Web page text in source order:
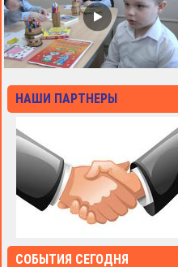
НАШИ ПАРТНЕРЫ
СОБЫТИЯ СЕГОДНЯ